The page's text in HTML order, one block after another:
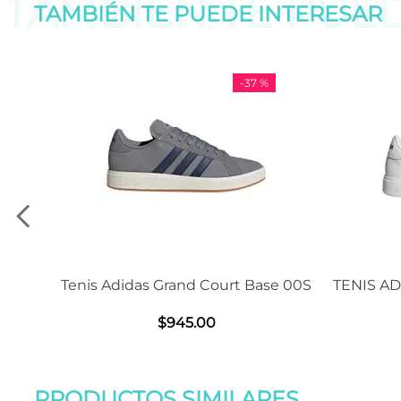
TAMBIÉN TE
TAMBIÉN TE PUEDE INTERESAR
00S
TENIS ADIDAS GRAND COURT BASE